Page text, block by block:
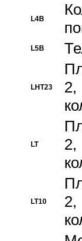
L4B
L5B
LHT23
2,
LT
2,
LT10